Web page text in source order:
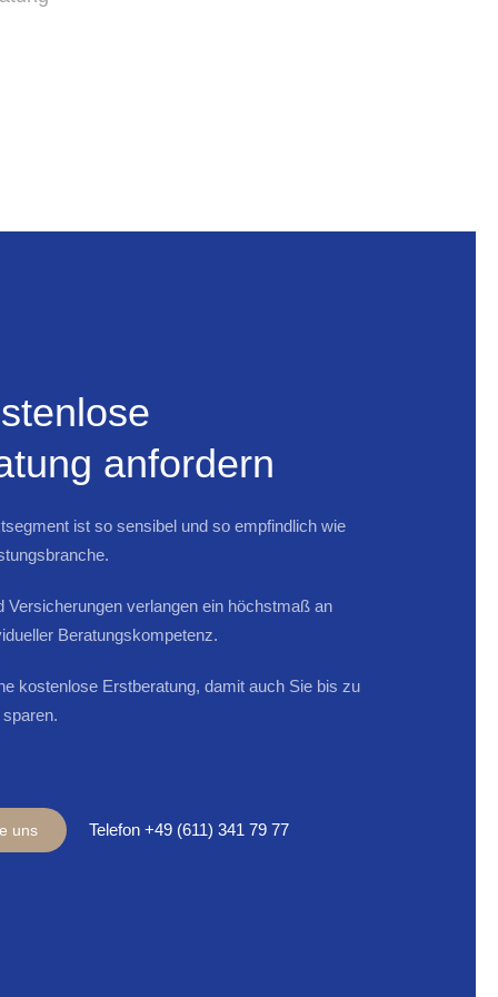
anfordern
ist so sensibel und so empfindlich wie
Versicherungen verlangen ein höchstmaß an
Beratungskompetenz.
kostenlose Erstberatung, damit auch Sie bis zu
uns Telefon +49 (611) 341 79 77